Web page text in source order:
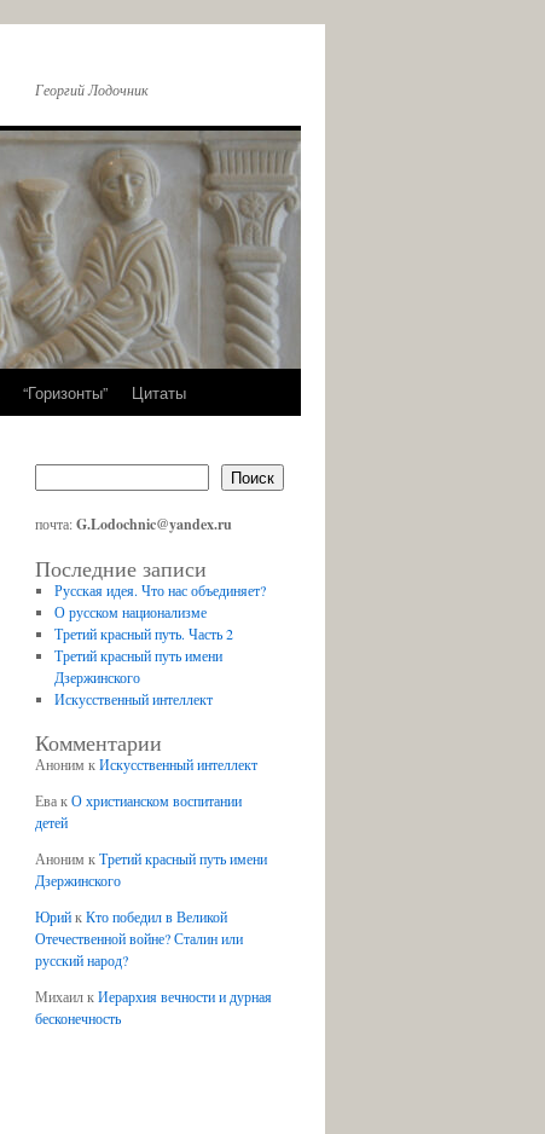
Георгий Лодочник
“Горизонты” Цитаты
Поиск
почта:G.Lodochnic@yandex.ru
Последние записи
Русская идея. Что нас объединяет?
О русском национализме
Третий красный путь. Часть 2
Третий красный путь имени
Дзержинского
Искусственный интеллект
Комментарии
Аноним кИскусственный интеллект
ЕвакО христианском воспитании
детей
Аноним кТретий красный путь имени
Дзержинского
ЮрийкКто победил в Великой
Отечественной войне? Сталин или
русский народ?
МихаилкИерархия вечности и дурная
бесконечность